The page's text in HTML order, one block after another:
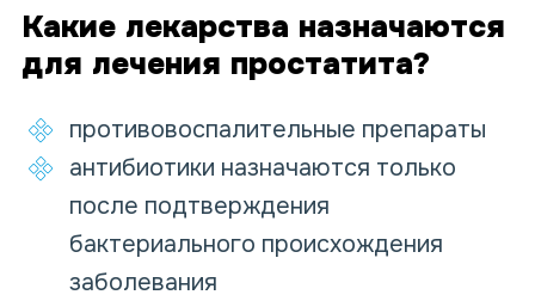
Какие лекарства назначаются
для лечения простатита?
противовоспалительные препараты
антибиотики назначаются только
после подтверждения
бактериального происхождения
заболевания